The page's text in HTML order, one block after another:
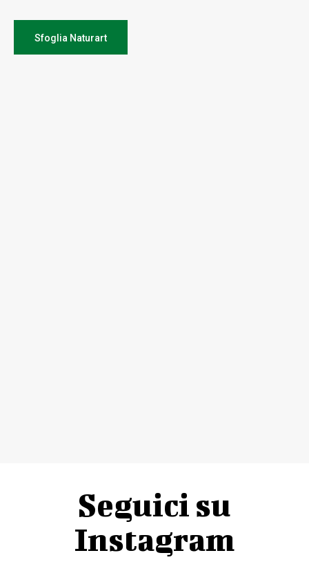
Sfoglia Naturart
Seguici su
Instagram